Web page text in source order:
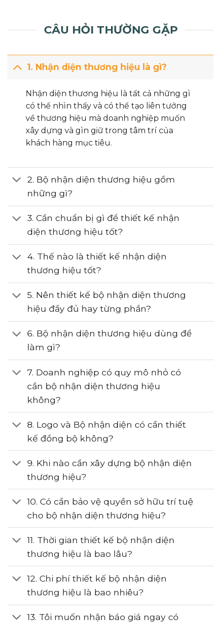
CÂU HỎI THƯỜNG GẶP
1. Nhận diện thương hiệu là gì?
Nhận diện thương hiệu là tất cả những gì
có thể nhìn thấy và có thể tạo liên tưởng
về thương hiệu mà doanh nghiệp muốn
xây dựng và gìn giữ trong tâm trí của
khách hàng mục tiêu.
2. Bộ nhận diện thương hiệu gồm
những gì?
3. Cần chuẩn bị gì để thiết kế nhận
diện thương hiệu tốt?
4. Thế nào là thiết kế nhận diện
thương hiệu tốt?
5. Nên thiết kế bộ nhận diện thương
hiệu đầy đủ hay từng phần?
6. Bộ nhận diện thương hiệu dùng để
làm gì?
7. Doanh nghiệp có quy mô nhỏ có
cần bộ nhận diện thương hiệu
không?
8. Logo và Bộ nhận diện có cần thiết
kế đồng bộ không?
9. Khi nào cần xây dựng bộ nhận diện
thương hiệu?
10. Có cần bảo vệ quyền sở hữu trí tuệ
cho bộ nhận diện thương hiệu?
11. Thời gian thiết kế bộ nhận diện
thương hiệu là bao lâu?
12. Chi phí thiết kế bộ nhận diện
thương hiệu là bao nhiêu?
13. Tôi muốn nhận báo giá ngay có